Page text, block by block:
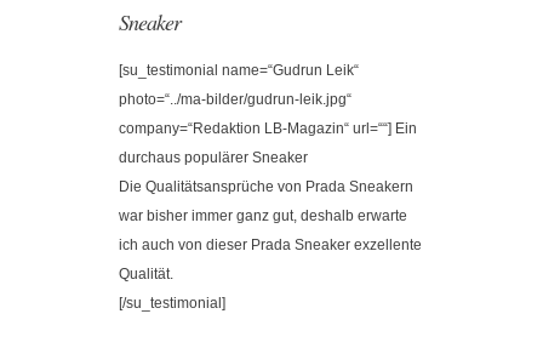
Sneaker
[su_testimonial name=“Gudrun Leik“
photo=“../ma-bilder/gudrun-leik.jpg“
company=“Redaktion LB-Magazin“ url=““] Ein
durchaus populärer Sneaker
Die Qualitätsansprüche von Prada Sneakern
war bisher immer ganz gut, deshalb erwarte
ich auch von dieser Prada Sneaker exzellente
Qualität.
[/su_testimonial]